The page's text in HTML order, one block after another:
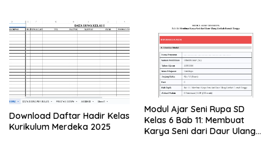
Download Daftar Hadir Kelas
Kurikulum Merdeka 2025
Modul Ajar Seni Rupa SD
Kelas 6 Bab 11: Membuat
Karya Seni dari Daur Ulang